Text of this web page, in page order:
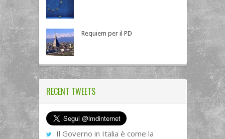
Requiem per il PD
RECENT TWEETS
Il Governo in Italia è come la